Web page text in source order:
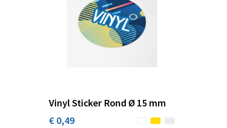
Vinyl Sticker Rond Ø 15 mm
€ 0,49